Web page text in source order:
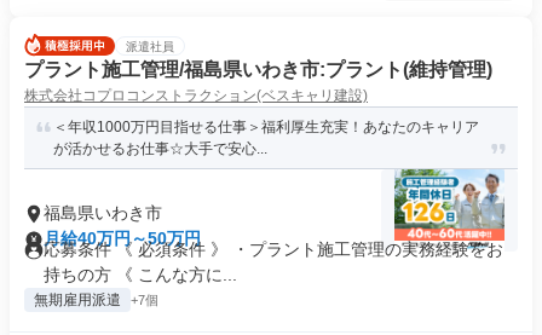
派遣社員
プラント施工管理/福島県いわき市:プラント(維持管理)
株式会社コプロコンストラクション(ベスキャリ建設)
＜年収1000万円目指せる仕事＞福利厚生充実！あなたのキャリア
が活かせるお仕事☆大手で安心...
福島県いわき市
月給40万円～50万円
応募条件 《 必須条件 》 ・プラント施工管理の実務経験をお
持ちの方 《 こんな方に...
無期雇用派遣 +7個